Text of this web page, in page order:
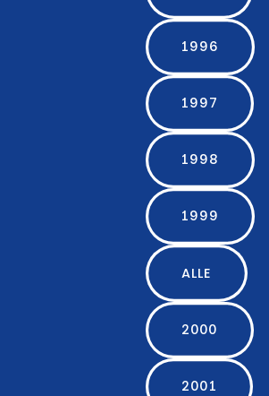
1996
1997
1998
1999
ALLE
2000
2001